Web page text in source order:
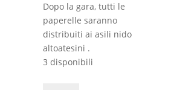
Dopo la gara, tutti le
paperelle saranno
distribuiti ai asili nido
altoatesini .
3 disponibili